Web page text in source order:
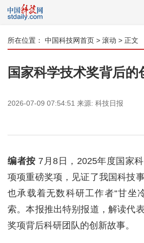
所在位置： 中国科技网首页 > 滚动 > 正文
国家科学技术奖背后的
2026-07-09 07:54:51 来源: 科技日报
编者按 7月8日，2025年度国家
项项重磅奖项，见证了我国科技
也承载着无数科研工作者“甘坐
索。本报推出特别报道，解读代
奖项背后科研团队的创新故事。